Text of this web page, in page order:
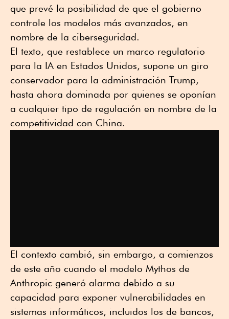
que prevé la posibilidad de que el gobierno
controle los modelos más avanzados, en
nombre de la ciberseguridad.
El texto, que restablece un marco regulatorio
para la IA en Estados Unidos, supone un giro
conservador para la administración Trump,
hasta ahora dominada por quienes se oponían
a cualquier tipo de regulación en nombre de la
competitividad con China.
El contexto cambió, sin embargo, a comienzos
de este año cuando el modelo Mythos de
Anthropic generó alarma debido a su
capacidad para exponer vulnerabilidades en
sistemas informáticos, incluidos los de bancos,